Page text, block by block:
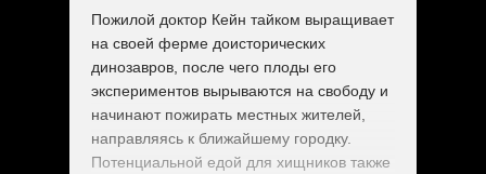
Пожилой доктор Кейн тайком выращивает
на своей ферме доисторических
динозавров, после чего плоды его
экспериментов вырываются на свободу и
начинают пожирать местных жителей,
направляясь к ближайшему городку.
Потенциальной едой для хищников также